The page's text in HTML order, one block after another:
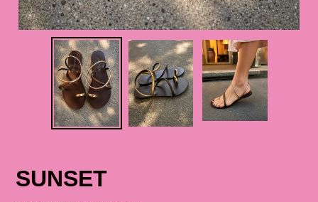
SUNSET